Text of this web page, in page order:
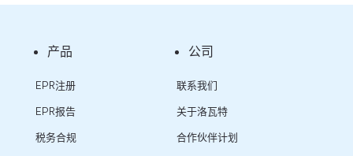
产品
EPR注册
EPR报告
税务合规
公司
联系我们
关于洛瓦特
合作伙伴计划